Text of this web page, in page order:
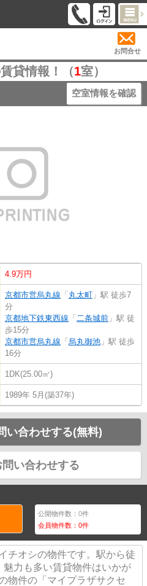
お問合せ
貸情報！（1室）
空室情報を確認
4.9万円
京都市営烏丸線 「 丸太町 」駅 徒歩7
分
京都地下鉄東西線 「 二条城前 」駅 徒
歩15分
京都市営烏丸線 「 烏丸御池 」駅 徒歩
16分
1DK(25.00㎡)
1989年 5月(築37年)
い合わせする(無料)
問い合わせする
公開物件数：0件
会員物件数：0件
チオシの物件です。駅から徒
力も多い賃貸物件はいかが
物件の「マイプラザサクセ